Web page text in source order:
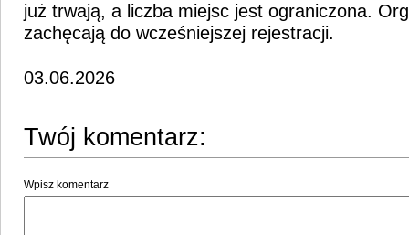
już trwają, a liczba miejsc jest ograniczona.
zachęcają do wcześniejszej rejestracji.
03.06.2026
Twój komentarz:
Wpisz komentarz